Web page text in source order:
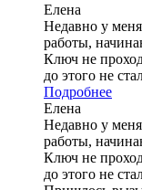
Елена
Недавно у
работы,
Ключ не
до этого не
Подробнее
Елена
Недавно у
работы,
Ключ не
до этого не